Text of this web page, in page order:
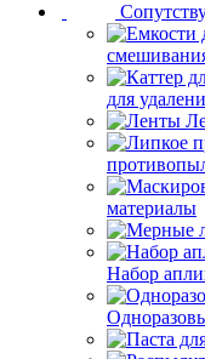
для
материалы
Набор